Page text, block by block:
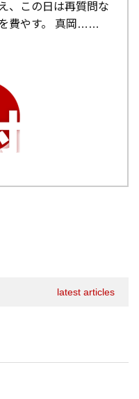
、この日は再質問な
費やす。 真岡…
latest articles